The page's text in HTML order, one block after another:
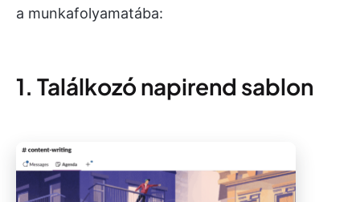
a munkafolyamatába:
1. Találkozó napirend sablon